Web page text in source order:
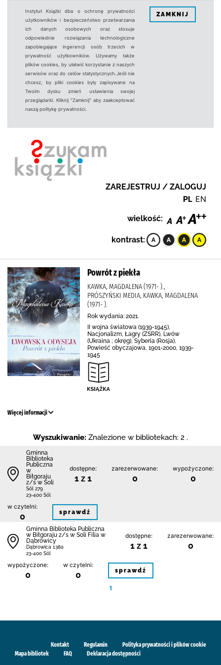
Instytut Książki dba o ochronę prywatności
użytkowników i bezpieczeństwo przetwarzania
ich danych osobowych oraz stosuje
odpowiednie rozwiązania technologiczne
zapobiegające ingerencji osób trzecich w
prywatność użytkowników. Używamy także
plików cookies, by ułatwić korzystanie z naszych
serwisów oraz do celów statystycznych.Jeśli nie
chcesz, by pliki cookies były zapisywane na
Twoim dysku zmień ustawienia swojej
przeglądarki. Kliknij "Zamknij" aby zaakceptować
naszą politykę prywatności.
ZAMKNIJ
ZAREJESTRUJ / ZALOGUJ
PL EN
wielkość:
kontrast:
Powrót z piekła
KAWKA, MAGDALENA (1971- ).,
PRÓSZYŃSKI MEDIA, KAWKA, MAGDALENA
(1971- ).
Rok wydania: 2021.
II wojna światowa (1939-1945),
Nacjonalizm, Łagry (ZSRR), Lwów
(Ukraina ; okręg), Syberia (Rosja),
Powieść obyczajowa, 1901-2000, 1939-
1945
Więcej informacji
Wyszukiwanie: Znalezione w bibliotekach: 2 .
Gminna
Biblioteka
Publiczna
w
Biłgoraju
z/s w Soli
Sól 279
23-400 Sól
dostępne:
1 z 1
zarezerwowane:
0
wypożyczone:
0
w czytelni:
0 sprawdź
Gminna Biblioteka Publiczna
w Biłgoraju z/s w Soli Filia w
Dąbrowicy
Dąbrowica 138a
23-400 Sól
dostępne:
1 z 1
zarezerwowane:
0
wypożyczone:
0
w czytelni:
0 sprawdź
1
Kontakt Regulamin
Polityka prywatności i plików cookie
Mapa bibliotek
FAQ Deklaracja dostępności